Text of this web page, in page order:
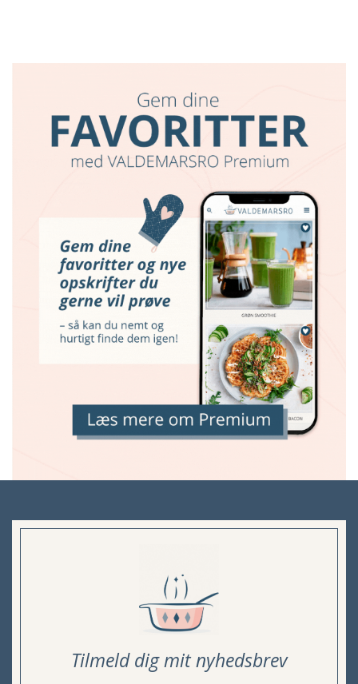
Tilmeld dig mit nyhedsbrev